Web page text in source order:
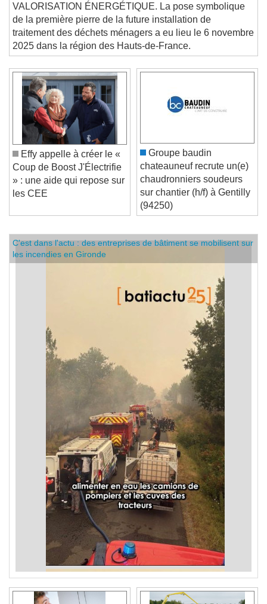
VALORISATION ÉNERGÉTIQUE. La pose symbolique
de la première pierre de la future installation de
traitement des déchets ménagers a eu lieu le 6 novembre
2025 dans la région des Hauts-de-France.
Effy appelle à créer le «
Coup de Boost J'Électrifie
» : une aide qui repose sur
Groupe baudin
chateauneuf recrute un(e)
chaudronniers soudeurs
sur chantier (h/f) à Gentilly
(94250)
C'est dans l'actu : des entreprises de bâtiment se mobilisent sur
les incendies en Gironde